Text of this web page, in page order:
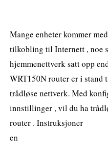
Mange enheter kommer
tilkobling til Internett , noe
hjemmenettverk satt opp
WRT150N router er i stand
trådløse nettverk. Med
innstillinger , vil du ha
router . Instruksjoner
en